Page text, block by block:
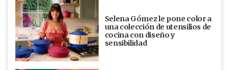
Selena Gómez le pone color a
una colección de utensilios de
cocina con diseño y
sensibilidad